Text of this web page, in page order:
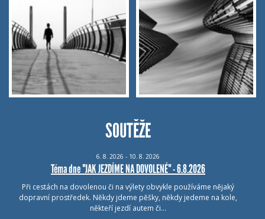
SOUTĚŽE
6. 8. 2026 - 10. 8. 2026
Téma dne "JAK JEZDÍME NA DOVOLENÉ" - 6.8.2026
Při cestách na dovolenou či na výlety obvykle používáme nějaký
dopravní prostředek. Někdy jdeme pěšky, někdy jedeme na kole,
někteří jezdí autem či…